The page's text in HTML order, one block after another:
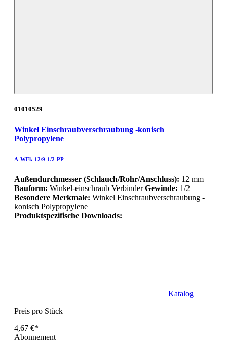
01010529
Winkel Einschraubverschraubung -konisch
Polypropylene
A-WEk-12/9-1/2-PP
Außendurchmesser (Schlauch/Rohr/Anschluss): 12 mm
Bauform: Winkel-einschraub VerbinderGewinde: 1/2
Besondere Merkmale: Winkel Einschraubverschraubung -
konisch Polypropylene
Produktspezifische Downloads:
Katalog
Preis pro Stück
4,67 €*
Abonnement